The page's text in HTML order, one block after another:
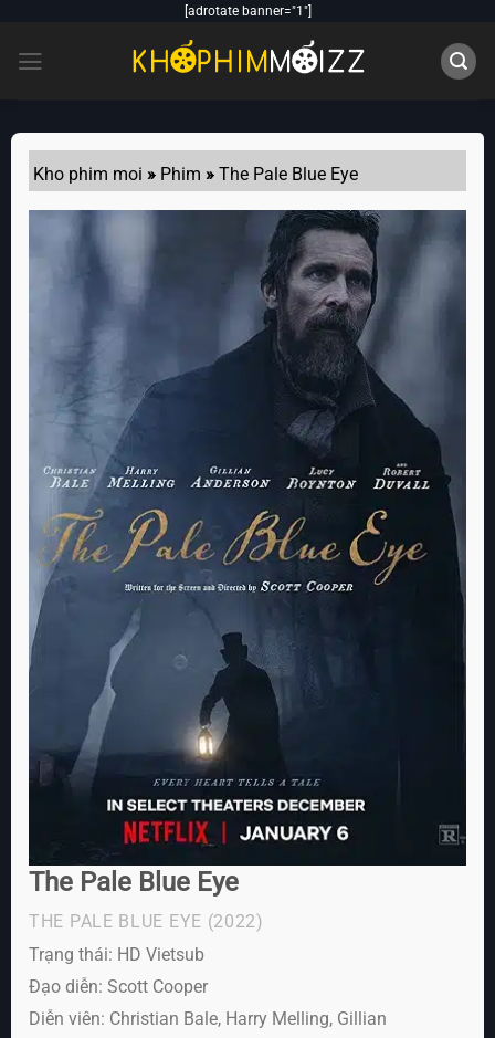
content
[adrotate banner="1"]
Kho phim moi » Phim »The Pale Blue Eye
The Pale Blue Eye
THE PALE BLUE EYE (2022)
Trạng thái: HD Vietsub
Đạo diễn: Scott Cooper
Diễn viên: Christian Bale, Harry Melling, Gillian